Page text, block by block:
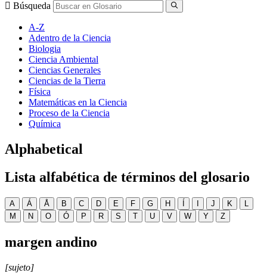
Búsqueda
A-Z
Adentro de la Ciencia
Biologia
Ciencia Ambiental
Ciencias Generales
Ciencias de la Tierra
Física
Matemáticas en la Ciencia
Proceso de la Ciencia
Química
Alphabetical
Lista alfabética de términos del glosario
A Á Å B C D E F G H Í I J K
L
M
N O Ó P R S T U V W Y Z
margen andino
[sujeto]